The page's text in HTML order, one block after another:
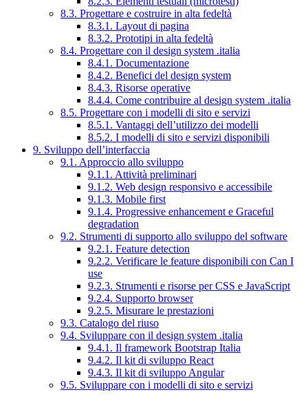
8.3. Progettare e costruire in alta fedeltà
8.3.1. Layout di pagina
8.3.2. Prototipi in alta fedeltà
8.4. Progettare con il design system .italia
8.4.1. Documentazione
8.4.2. Benefici del design system
8.4.3. Risorse operative
8.4.4. Come contribuire al design system .italia
8.5. Progettare con i modelli di sito e servizi
8.5.1. Vantaggi dell’utilizzo dei modelli
8.5.2. I modelli di sito e servizi disponibili
9. Sviluppo dell’interfaccia
9.1. Approccio allo sviluppo
9.1.1. Attività preliminari
9.1.2. Web design responsivo e accessibile
9.1.3. Mobile first
9.1.4. Progressive enhancement e Graceful
degradation
9.2. Strumenti di supporto allo sviluppo del software
9.2.1. Feature detection
9.2.2. Verificare le feature disponibili con Can I
use
9.2.3. Strumenti e risorse per CSS e JavaScript
9.2.4. Supporto browser
9.2.5. Misurare le prestazioni
9.3. Catalogo del riuso
9.4. Sviluppare con il design system .italia
9.4.1. Il framework Bootstrap Italia
9.4.2. Il kit di sviluppo React
9.4.3. Il kit di sviluppo Angular
9.5. Sviluppare con i modelli di sito e servizi